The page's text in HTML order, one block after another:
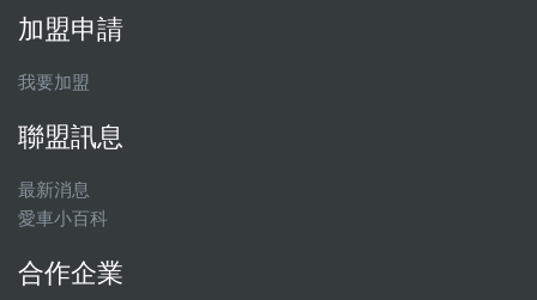
加盟申請
我要加盟
聯盟訊息
最新消息
愛車小百科
合作企業